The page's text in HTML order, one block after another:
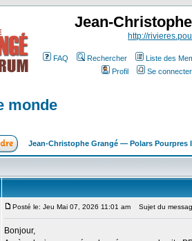
Jean-
http://
FAQ Rechercher
Liste des
Profil
Se
monde
Jean-Christophe Grangé — Polars Pourpres
Posté le: Jeu Mai 07, 2026 11:01 am Sujet du
Bonjour,